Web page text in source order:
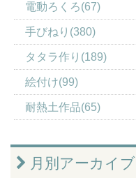
電動ろくろ(67)
手びねり(380)
タタラ作り(189)
絵付け(99)
耐熱土作品(65)
月別アーカイブ